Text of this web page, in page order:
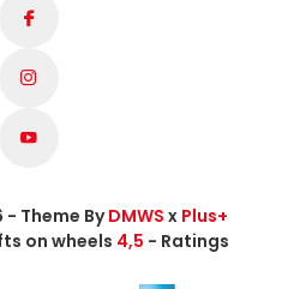
Theme ByDMWS x Plus+
on wheels 4,5 - Ratings